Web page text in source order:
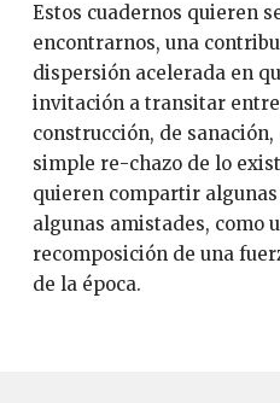
Estos cuadernos quieren
encontrarnos, una
dispersión acelerada en
invitación a transitar
construcción, de
simple re-chazo de lo
quieren compartir
algunas amistades, como
recomposición de una
de la época.